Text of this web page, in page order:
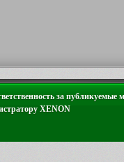
за публикуемые
XENON